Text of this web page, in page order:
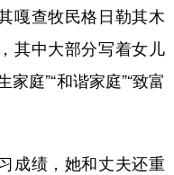
查牧民格日勒其木
其中大部分写着女儿
庭”“和谐家庭”“致富
绩，她和丈夫还重